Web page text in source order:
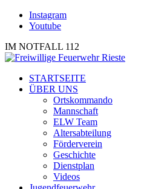
Instagram
Youtube
IM NOTFALL 112
STARTSEITE
ÜBER UNS
Ortskommando
Mannschaft
ELW Team
Altersabteilung
Förderverein
Geschichte
Dienstplan
Videos